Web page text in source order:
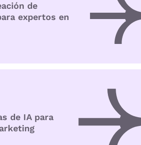
de
expertos en
de IA para